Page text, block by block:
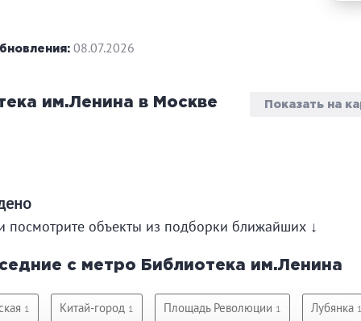
бочка
Общественные бани
Купель
08.07.2026
им.Ленина в Москве Показать на
посмотрите объекты из подборки ближайших ↓
с метро Библиотека им.Ленина
1 Китай-город 1 Площадь Революции 1 Лубянка